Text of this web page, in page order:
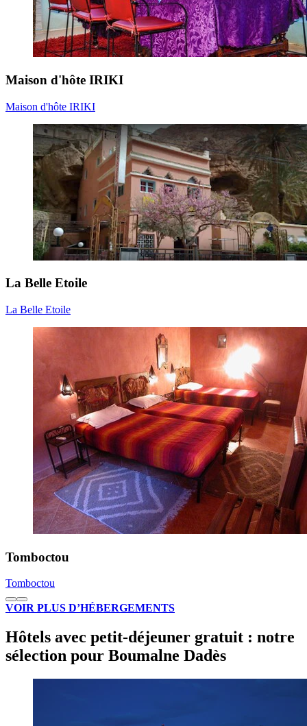
Maison d'hôte IRIKI
Maison d'hôte IRIKI
La Belle Etoile
La Belle Etoile
Tomboctou
Tomboctou
VOIR PLUS D’HÉBERGEMENTS
Hôtels avec petit-déjeuner gratuit : notre
sélection pour Boumalne Dadès